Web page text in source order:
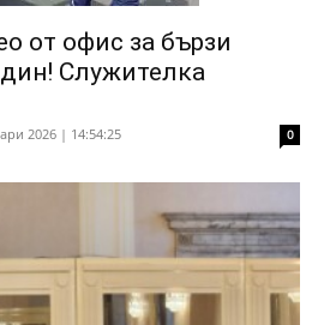
от офис за бързи
Служителка
2026 | 14:54:25 0